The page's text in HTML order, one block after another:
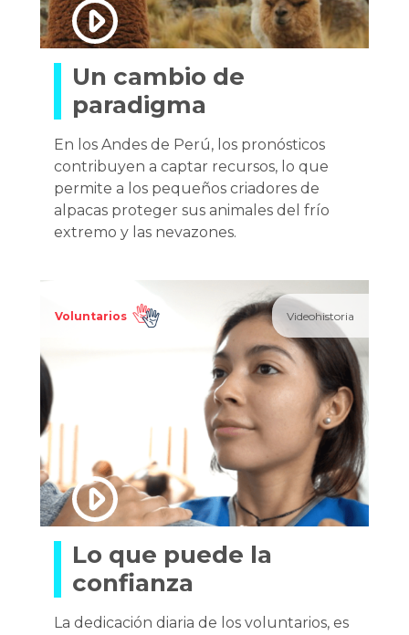
Un cambio de
paradigma
En los Andes de Perú, los pronósticos
contribuyen a captar recursos, lo que
permite a los pequeños criadores de
alpacas proteger sus animales del frío
extremo y las nevazones.
Voluntarios Videohistoria
Lo que puede la
confianza
La dedicación diaria de los voluntarios, es